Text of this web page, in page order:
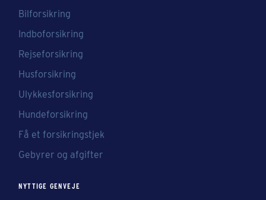
Bilforsikring
Indboforsikring
Rejseforsikring
Husforsikring
Ulykkesforsikring
Hundeforsikring
Få et forsikringstjek
Gebyrer og afgifter
NYTTIGE GENVEJE